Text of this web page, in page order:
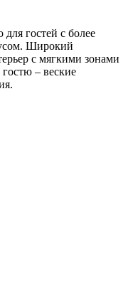
гостей с более
Широкий
с мягкими зонами
– веские